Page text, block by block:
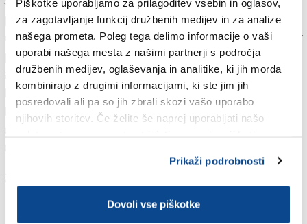
Piškotke uporabljamo za prilagoditev vsebin in oglasov,
za zagotavljanje funkcij družbenih medijev in za analize
našega prometa. Poleg tega delimo informacije o vaši
uporabi našega mesta z našimi partnerji s področja
družbenih medijev, oglaševanja in analitike, ki jih morda
kombinirajo z drugimi informacijami, ki ste jim jih
posredovali ali pa so jih zbrali skozi vašo uporabo
njihovih storitev. Če želite še naprej uporabljati našo
Prikaži podrobnosti
Dovoli vse piškotke
programu je tudi nekaj dogodkov v njuni režiji. V sredo
ob 17. uri bo na primer ZTT priredil pogovor Najdeno v
prevodu, Italija: Cankar dvakrat v italijanščini,
aktualno in intimno; sodelujejo Marija Mitrović, Darja
Betocchi in Marko Kravos. Ob 18. uri pa bo v režiji
Mladike debata Preveč Ljubljane, premalo Trsta. O
decentralizaciji slovenske kulture; sodelujejo Marij
Čuk, Ivan Dobnik, Primož Sturman, Ivan Verč.
Za branje in pisanje komentarjev